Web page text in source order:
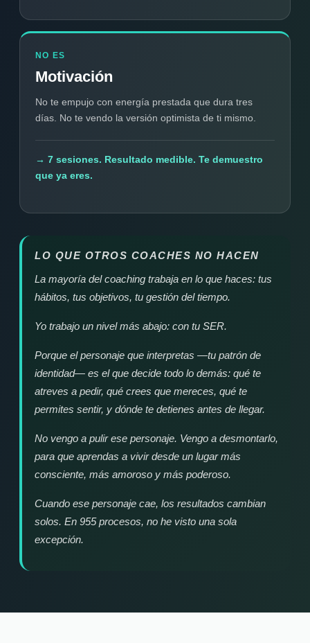
NO ES
Motivación
No te empujo con energía prestada que dura tres
días. No te vendo la versión optimista de ti mismo.
→ 7 sesiones. Resultado medible. Te demuestro
que ya eres.
LO QUE OTROS COACHES NO HACEN
La mayoría del coaching trabaja en lo que haces: tus
hábitos, tus objetivos, tu gestión del tiempo.
Yo trabajo un nivel más abajo: con tu SER.
Porque el personaje que interpretas —tu patrón de
identidad— es el que decide todo lo demás: qué te
atreves a pedir, qué crees que mereces, qué te
permites sentir, y dónde te detienes antes de llegar.
No vengo a pulir ese personaje. Vengo a desmontarlo,
para que aprendas a vivir desde un lugar más
consciente, más amoroso y más poderoso.
Cuando ese personaje cae, los resultados cambian
solos. En 955 procesos, no he visto una sola
excepción.